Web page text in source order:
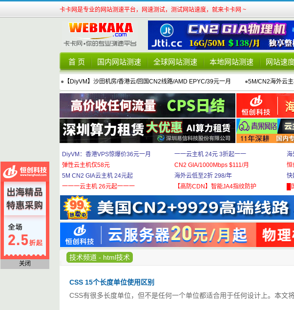
卡卡网是专业的网站测速平台，网速测试，测试网站速度，就来卡卡网 ~
首 页 国内网站测速 全球网站测速 本地网站测速 网站速
● 【DiyVM】沙田机房/香港云/回国CN2线路/AMD EPYC/39元一月 ●5M/CN2海外云主
DiyVM：香港VPS惊爆价36元一月
弹性云主机仅58元
5M CN2 GIA云主机 24元起
一一一云主机 26元起一一一
一一云主机 24元 3折起一一
CN2 GIA/1000Mbps $111/月
海外云低至2折 298/年
【高防CDN】智能JA4指纹防护
海
恒
快
技术频道 - html技术
CSS 15个长度单位使用区别
CSS有很多长度单位，但不是任何一个单位都适合用于任何设计上。本文
关闭